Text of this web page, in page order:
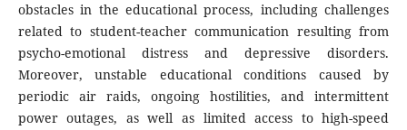
obstacles in the educational process, including challenges
related to student-teacher communication resulting from
psycho-emotional distress and depressive disorders.
Moreover, unstable educational conditions caused by
periodic air raids, ongoing hostilities, and intermittent
power outages, as well as limited access to high-speed